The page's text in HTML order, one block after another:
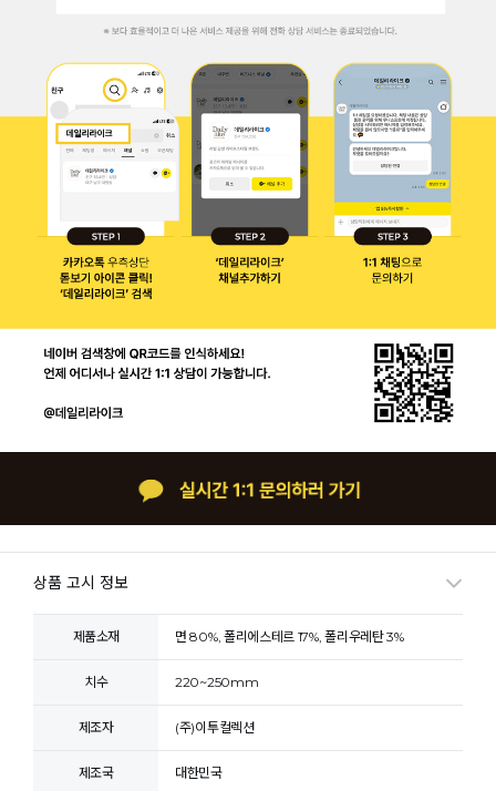
상품 고시 정보
제품소재 면 80%, 폴리에스테르 17%, 폴리우레탄 3%
치수 220~250mm
제조자 (주)이투컬렉션
제조국 대한민국